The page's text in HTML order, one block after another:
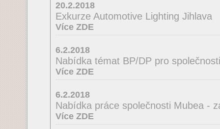
20.2.2018
Exkurze Automotive Lighting Jihlava
Více ZDE
6.2.2018
Nabídka témat BP/DP pro
Více ZDE
6.2.2018
Nabídka práce společnosti Mubea -
Více ZDE